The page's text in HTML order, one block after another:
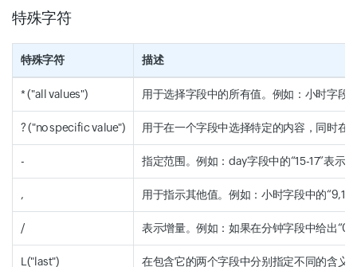
特殊字符
特殊字符 描述
* ("all values") 用于选择字段中的所有值。例如：小时字段
? ("no specific value") 用于在一个字段中选择特定的内容，同时在
- 指定范围。例如：day字段中的“15-17”表示
, 用于指示其他值。例如：小时字段中的
/ 表示增量。例如：如果在分钟字段中给出
L("last") 在包含它的两个字段中分别指定不同的含义